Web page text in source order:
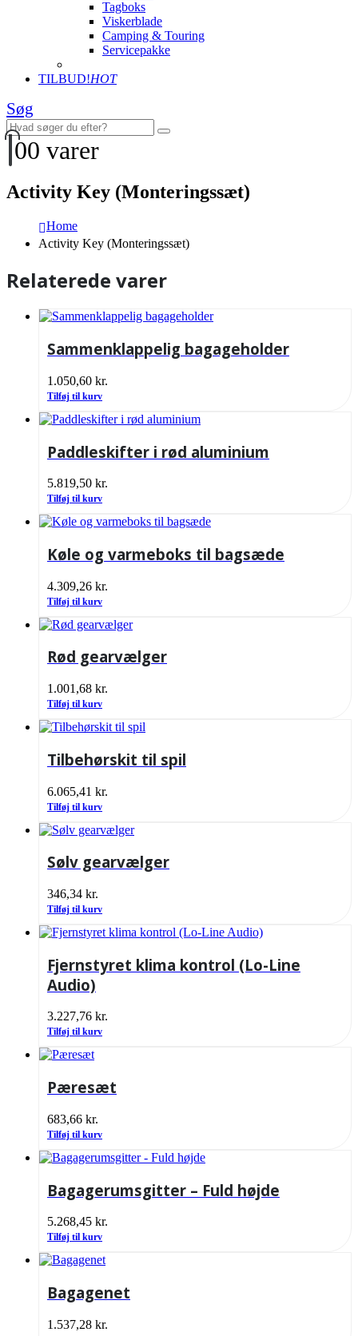
Tagboks
Viskerblade
Camping & Touring
Servicepakke
TILBUD!HOT
Søg
00 varer
Activity Key (Monteringssæt)
Home
Activity Key (Monteringssæt)
Relaterede varer
Sammenklappelig bagageholder
1.050,60 kr.
Tilføj til kurv
Paddleskifter i rød aluminium
5.819,50 kr.
Tilføj til kurv
Køle og varmeboks til bagsæde
4.309,26 kr.
Tilføj til kurv
Rød gearvælger
1.001,68 kr.
Tilføj til kurv
Tilbehørskit til spil
6.065,41 kr.
Tilføj til kurv
Sølv gearvælger
346,34 kr.
Tilføj til kurv
Fjernstyret klima kontrol (Lo-Line
Audio)
3.227,76 kr.
Tilføj til kurv
Pæresæt
683,66 kr.
Tilføj til kurv
Bagagerumsgitter – Fuld højde
5.268,45 kr.
Tilføj til kurv
Bagagenet
1.537,28 kr.